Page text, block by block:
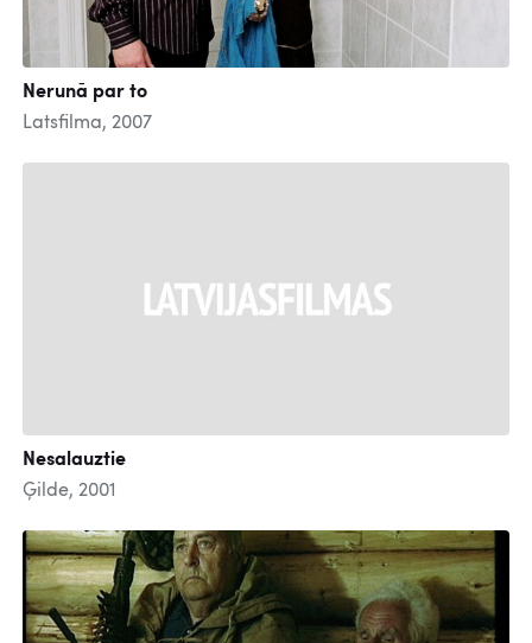
Nerunā par to
Latsfilma, 2007
Nesalauztie
Ģilde, 2001